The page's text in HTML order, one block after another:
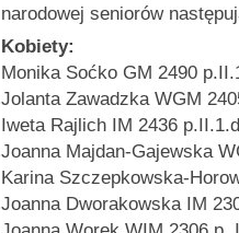
narodowej seniorów
Kobiety:
Monika Soćko GM 2490
Jolanta Zawadzka WGM
Iweta Rajlich IM 2436
Joanna Majdan-Gajewska
Karina Szczepkowska-
Joanna Dworakowska IM